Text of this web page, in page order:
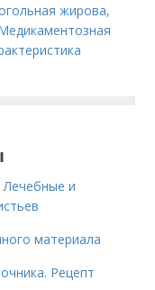
жирова,
Лечебные и
материала
Рецепт